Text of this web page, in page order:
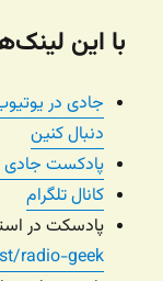
با این
جادی در
دنبال کنین
پادکست جادی
کانال تلگرام
پادسکت در
radio-geek